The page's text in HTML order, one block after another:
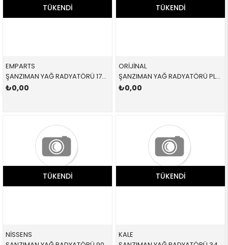
TÜKENDI
EMPARTS
ŞANZIMAN YAĞ RADYATÖRÜ 17207500754 17207500754 17207500754 X5,E53 M54,M62,M57,M57N 2001-2008
₺0,00
TÜKENDI
ORİJİNAL
ŞANZIMAN YAĞ RADYATÖRÜ PLASTİĞİ 17217803830 17217803830 17217803830 E46,E60,E61,E63,E64,E65,E66,E83 2.0D,2.5D,3.0D,3.5,M57,M57N2 2004-2014
₺0,00
TÜKENDI
NİSSENS
TÜKENDI
KALE